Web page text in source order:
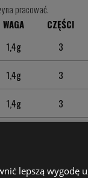
pracować.
WAGA CZĘŚCI
1,4g 3
1,4g 3
1,4g 3
lepszą wygodę